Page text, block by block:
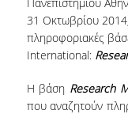
31 Οκτωβρίου
πληροφοριακές
International:
Η βάση Research
που αναζητούν